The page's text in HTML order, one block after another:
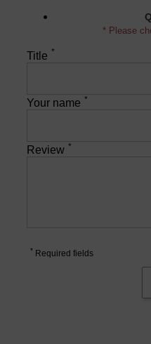
* Please
Title *
Your name *
Review *
* Required fields